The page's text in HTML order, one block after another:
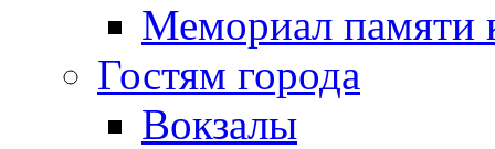
Мемориал памяти
Гостям города
Вокзалы